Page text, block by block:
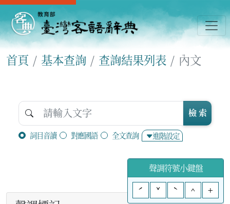
首頁 基本查詢 查詢結果列表 內文
詞目音讀 對應國語 全文查詢 進階設定
檢 索
聲調符號小鍵盤
ˊ
ˇ ˋ ^ +